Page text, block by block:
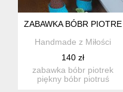
ZABAWKA BÓBR PIOTREK
Handmade z Miłości
140 zł
zabawka bóbr piotrek
piękny bóbr piotruś